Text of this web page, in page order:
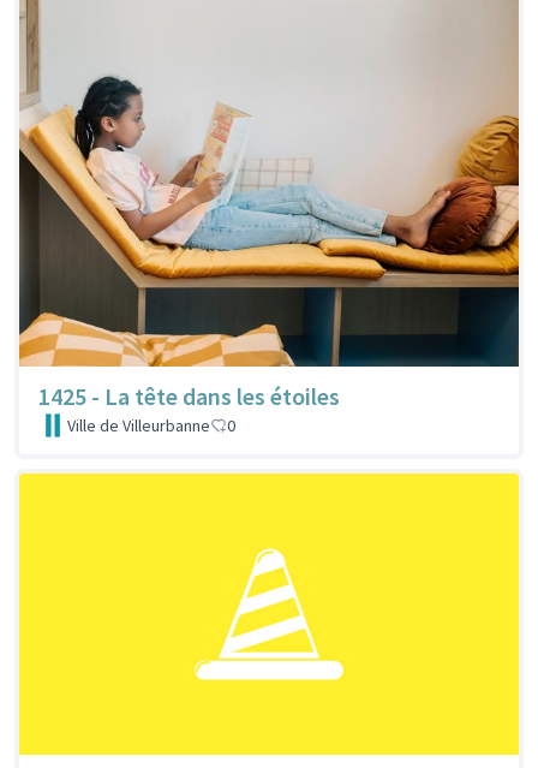
1425 - La tête dans les étoiles
Ville de Villeurbanne 0